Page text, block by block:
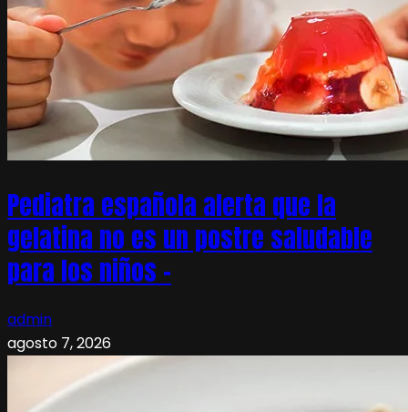
Pediatra española alerta que la
gelatina no es un postre saludable
para los niños –
admin
agosto 7, 2026